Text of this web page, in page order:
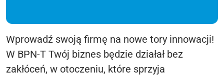
Wprowadź swoją firmę na nowe tory innowacji!
W BPN-T Twój biznes będzie działał bez
zakłóceń, w otoczeniu, które sprzyja